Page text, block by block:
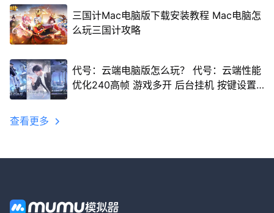
三国计Mac电脑版下载安装教程 Mac电脑怎
么玩三国计攻略
代号：云端电脑版怎么玩？ 代号：云端性能
优化240高帧 游戏多开 后台挂机 按键设置
查看更多